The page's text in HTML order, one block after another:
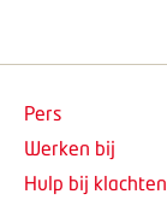
Pers
Werken bij
Hulp bij klachten